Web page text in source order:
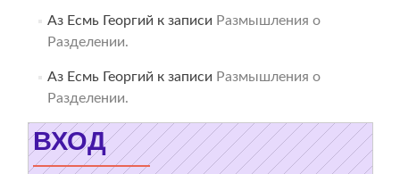
Аз Есмь Георгий к записи Размышления о
Разделении.
Аз Есмь Георгий к записи Размышления о
Разделении.
ВХОД